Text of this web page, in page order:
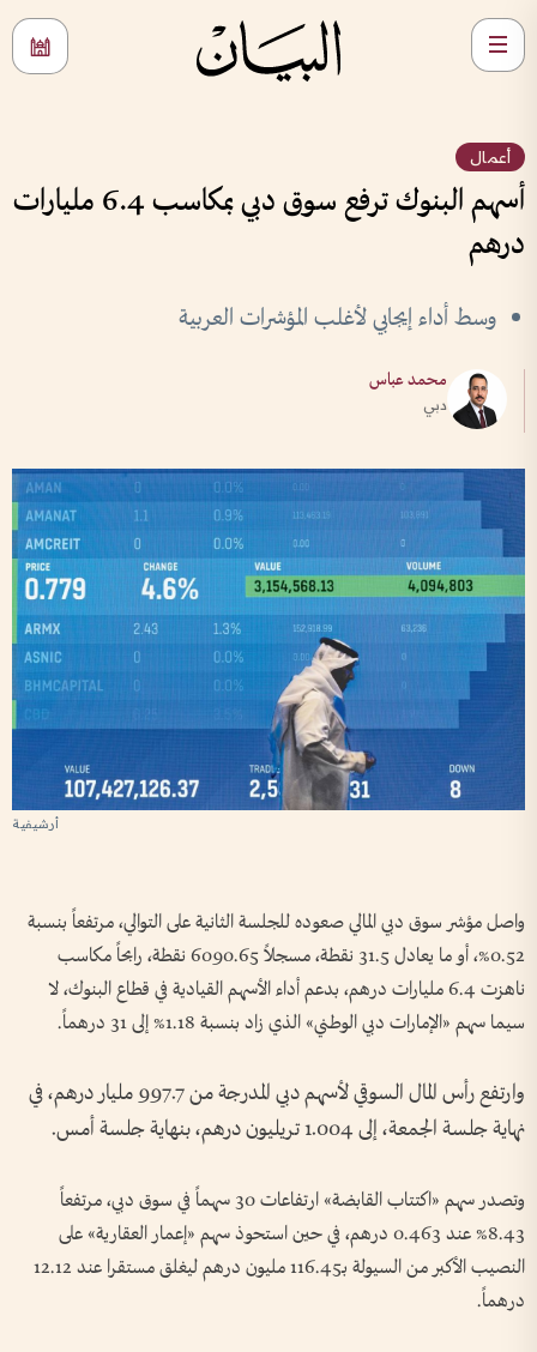
أعمال
أسهم البنوك ترفع سوق دبي بمكاسب 6.4 مليارات
درهم
وسط أداء إيجابي لأغلب المؤشرات العربية
محمد عباس
دبي
أرشيفية
واصل مؤشر سوق دبي المالي صعوده للجلسة الثانية على التوالي، مرتفعاً بنسبة
0.52%، أو ما يعادل 31.5 نقطة، مسجلاً 6090.65 نقطة، رابحاً مكاسب
ناهزت 6.4 مليارات درهم، بدعم أداء الأسهم القيادية في قطاع البنوك، لا
سيما سهم «الإمارات دبي الوطني» الذي زاد بنسبة 1.18% إلى 31 درهماً.
وارتفع رأس المال السوقي لأسهم دبي المدرجة من 997.7 مليار درهم، في
نهاية جلسة الجمعة، إلى 1.004 تريليون درهم، بنهاية جلسة أمس.
وتصدر سهم «اكتتاب القابضة» ارتفاعات 30 سهماً في سوق دبي، مرتفعاً
8.43% عند 0.463 درهم، في حين استحوذ سهم «إعمار العقارية» على
النصيب الأكبر من السيولة بـ116.45 مليون درهم ليغلق مستقرا عند 12.12
درهماً.